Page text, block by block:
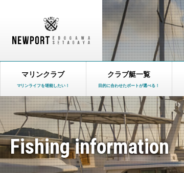
マリンクラブ
マリンライフを堪能したい！
クラブ艇一覧
目的に合わせたボートが選べる！
Fishing information